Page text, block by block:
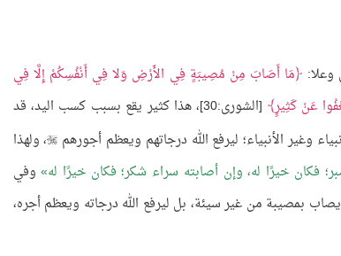
وعلا: مَا أَصَابَ مِنْ مُصِيبَةٍ فِي الأَرْضِ وَلا فِي أَنْفُسِكُمْ إِلَّا فِي
عَنْ كَثِيرٍ
[الشورى:30]، هذا كثير يقع بسبب كسب اليد، قد
وغير الأنبياء؛ ليرفع الله درجاتهم ويعظم أجورهم ، ولهذا
فكان خيرًا له، وإن أصابته سراء شكر؛ فكان خيرًا له وفي
بمصيبة من غير سيئة، بل ليرفع الله درجاته ويعظم أجره،